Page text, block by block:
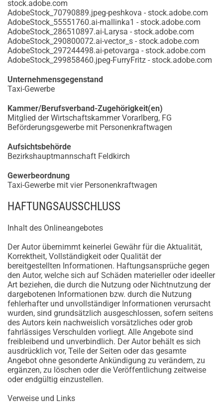
stock.adobe.com
AdobeStock_70790889.jpeg-peshkova - stock.adobe.com
AdobeStock_55551760.ai-mallinka1 - stock.adobe.com
AdobeStock_286510897.ai-Larysa - stock.adobe.com
AdobeStock_290800072.ai-vector_s - stock.adobe.com
AdobeStock_297244498.ai-petovarga - stock.adobe.com
AdobeStock_299858460.jpeg-FurryFritz - stock.adobe.com
Unternehmensgegenstand
Taxi-Gewerbe
Kammer/Berufsverband-Zugehörigkeit(en)
Mitglied der Wirtschaftskammer Vorarlberg, FG
Beförderungsgewerbe mit Personenkraftwagen
Aufsichtsbehörde
Bezirkshauptmannschaft Feldkirch
Gewerbeordnung
Taxi-Gewerbe mit vier Personenkraftwagen
HAFTUNGSAUSSCHLUSS
Inhalt des Onlineangebotes
Der Autor übernimmt keinerlei Gewähr für die Aktualität,
Korrektheit, Vollständigkeit oder Qualität der
bereitgestellten Informationen. Haftungsansprüche gegen
den Autor, welche sich auf Schäden materieller oder ideeller
Art beziehen, die durch die Nutzung oder Nichtnutzung der
dargebotenen Informationen bzw. durch die Nutzung
fehlerhafter und unvollständiger Informationen verursacht
wurden, sind grundsätzlich ausgeschlossen, sofern seitens
des Autors kein nachweislich vorsätzliches oder grob
fahrlässiges Verschulden vorliegt. Alle Angebote sind
freibleibend und unverbindlich. Der Autor behält es sich
ausdrücklich vor, Teile der Seiten oder das gesamte
Angebot ohne gesonderte Ankündigung zu verändern, zu
ergänzen, zu löschen oder die Veröffentlichung zeitweise
oder endgültig einzustellen.
Verweise und Links